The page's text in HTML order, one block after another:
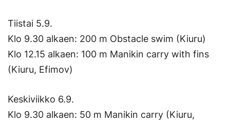
Tiistai 5.9.
Klo 9.30 alkaen: 200 m Obstacle swim (Kiuru)
Klo 12.15 alkaen: 100 m Manikin carry with fins
(Kiuru, Efimov)
Keskiviikko 6.9.
Klo 9.30 alkaen: 50 m Manikin carry (Kiuru,